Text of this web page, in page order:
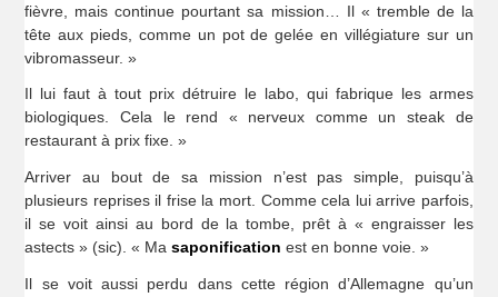
fièvre, mais continue pourtant sa mission… Il « tremble de la
tête aux pieds, comme un pot de gelée en villégiature sur un
vibromasseur. »
Il lui faut à tout prix détruire le labo, qui fabrique les armes
biologiques. Cela le rend « nerveux comme un steak de
restaurant à prix fixe. »
Arriver au bout de sa mission n’est pas simple, puisqu’à
plusieurs reprises il frise la mort. Comme cela lui arrive parfois,
il se voit ainsi au bord de la tombe, prêt à « engraisser les
astects » (sic). « Masaponification est en bonne voie. »
Il se voit aussi perdu dans cette région d’Allemagne qu’un